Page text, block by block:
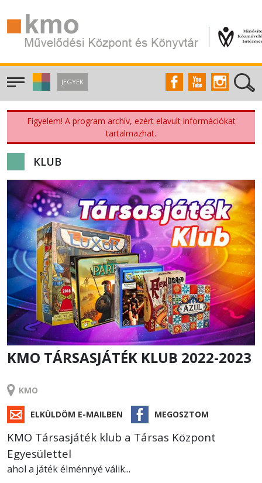
JEGYEK
Figyelem! A program archív, ezért elavult információkat
tartalmazhat.
KLUB
KMO TÁRSASJÁTÉK KLUB 2022-2023
KMO
ELKÜLDÖM E-MAILBEN MEGOSZTOM
KMO Társasjáték klub a Társas Központ
Egyesülettel
ahol a játék élménnyé válik...